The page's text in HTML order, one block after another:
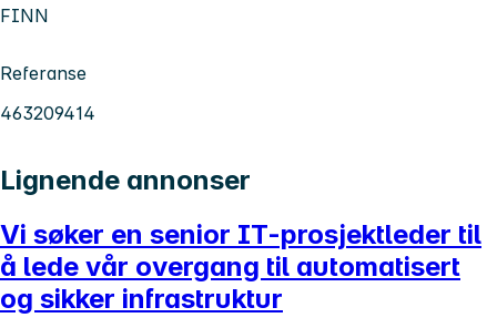
FINN
Referanse
463209414
Lignende annonser
Vi søker en senior IT-prosjektleder til
å lede vår overgang til automatisert
og sikker infrastruktur